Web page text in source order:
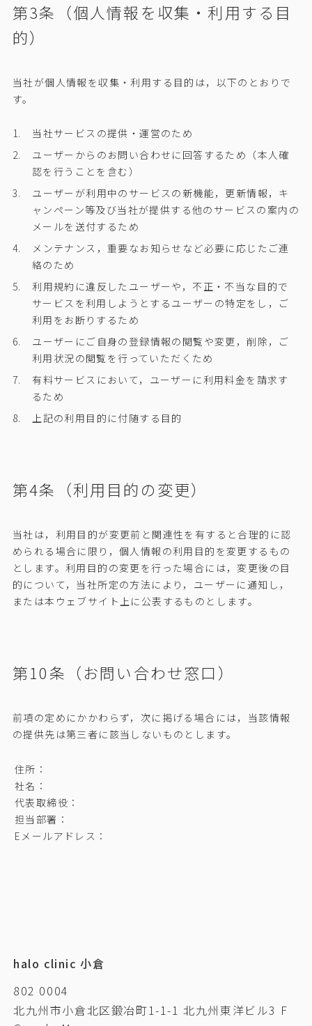
第3条（個人情報を収集・利用する目
的）
当社が個人情報を収集・利用する目的は，以下のとおりで
す。
当社サービスの提供・運営のため
ユーザーからのお問い合わせに回答するため（本人確
認を行うことを含む）
ユーザーが利用中のサービスの新機能，更新情報，キ
ャンペーン等及び当社が提供する他のサービスの案内の
メールを送付するため
メンテナンス，重要なお知らせなど必要に応じたご連
絡のため
利用規約に違反したユーザーや，不正・不当な目的で
サービスを利用しようとするユーザーの特定をし，ご
利用をお断りするため
ユーザーにご自身の登録情報の閲覧や変更，削除，ご
利用状況の閲覧を行っていただくため
有料サービスにおいて，ユーザーに利用料金を請求す
るため
上記の利用目的に付随する目的
第4条（利用目的の変更）
当社は，利用目的が変更前と関連性を有すると合理的に認
められる場合に限り，個人情報の利用目的を変更するもの
とします。利用目的の変更を行った場合には，変更後の目
的について，当社所定の方法により，ユーザーに通知し，
または本ウェブサイト上に公表するものとします。
第10条（お問い合わせ窓口）
前項の定めにかかわらず，次に掲げる場合には，当該情報
の提供先は第三者に該当しないものとします。
住所：
社名：
代表取締役：
担当部署：
Eメールアドレス：
halo clinic 小倉
802 0004
北九州市小倉北区鍛冶町1-1-1 北九州東洋ビル3 F